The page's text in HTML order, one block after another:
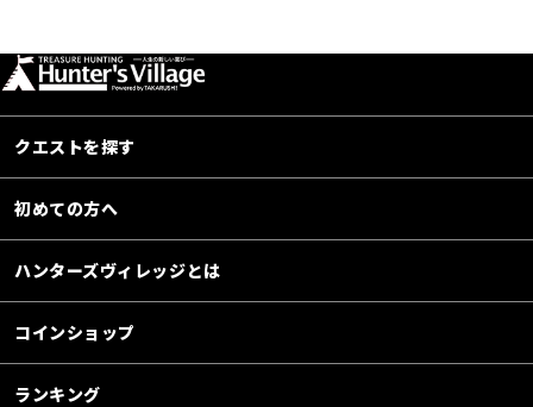
クエストを探す
初めての方へ
ハンターズヴィレッジとは
コインショップ
ランキング